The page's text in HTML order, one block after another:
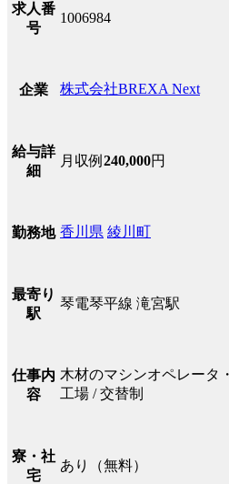
求人番
号
1006984
企業 株式会社BREXA Next
給与詳
細
月収例 240,000円
勤務地 香川県 綾川町
最寄り
駅
琴電琴平線 滝宮駅
仕事内
容
木材のマシンオペレータ
工場 / 交替制
寮・社
宅
あり（無料）